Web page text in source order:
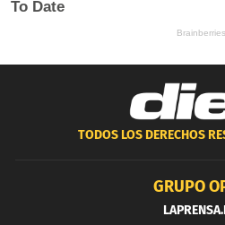
TODOS LOS DERECHOS
GRUPO